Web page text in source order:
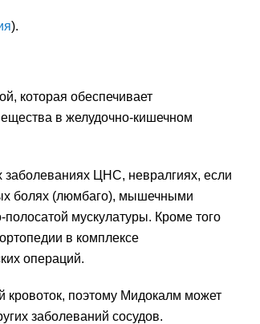
).
которая обеспечивает
в желудочно-кишечном
заболеваниях ЦНС, невралгиях, если
болях (люмбаго), мышечными
мускулатуры. Кроме того
в комплексе
операций.
кровоток, поэтому Мидокалм может
заболеваний сосудов.